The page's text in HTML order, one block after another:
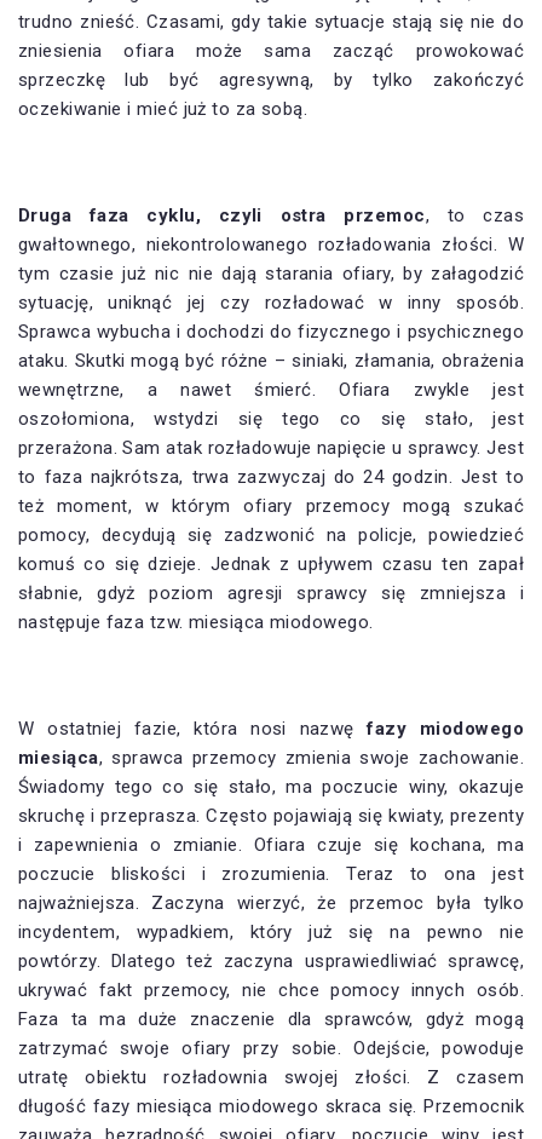
trudno znieść. Czasami, gdy takie sytuacje stają się nie do
zniesienia ofiara może sama zacząć prowokować
sprzeczkę lub być agresywną, by tylko zakończyć
oczekiwanie i mieć już to za sobą.
Druga faza cyklu, czyli ostra przemoc, to czas
gwałtownego, niekontrolowanego rozładowania złości. W
tym czasie już nic nie dają starania ofiary, by załagodzić
sytuację, uniknąć jej czy rozładować w inny sposób.
Sprawca wybucha i dochodzi do fizycznego i psychicznego
ataku. Skutki mogą być różne – siniaki, złamania, obrażenia
wewnętrzne, a nawet śmierć. Ofiara zwykle jest
oszołomiona, wstydzi się tego co się stało, jest
przerażona. Sam atak rozładowuje napięcie u sprawcy. Jest
to faza najkrótsza, trwa zazwyczaj do 24 godzin. Jest to
też moment, w którym ofiary przemocy mogą szukać
pomocy, decydują się zadzwonić na policje, powiedzieć
komuś co się dzieje. Jednak z upływem czasu ten zapał
słabnie, gdyż poziom agresji sprawcy się zmniejsza i
następuje faza tzw. miesiąca miodowego.
W ostatniej fazie, która nosi nazwęfazy miodowego
miesiąca, sprawca przemocy zmienia swoje zachowanie.
Świadomy tego co się stało, ma poczucie winy, okazuje
skruchę i przeprasza. Często pojawiają się kwiaty, prezenty
i zapewnienia o zmianie. Ofiara czuje się kochana, ma
poczucie bliskości i zrozumienia. Teraz to ona jest
najważniejsza. Zaczyna wierzyć, że przemoc była tylko
incydentem, wypadkiem, który już się na pewno nie
powtórzy. Dlatego też zaczyna usprawiedliwiać sprawcę,
ukrywać fakt przemocy, nie chce pomocy innych osób.
Faza ta ma duże znaczenie dla sprawców, gdyż mogą
zatrzymać swoje ofiary przy sobie. Odejście, powoduje
utratę obiektu rozładownia swojej złości. Z czasem
długość fazy miesiąca miodowego skraca się. Przemocnik